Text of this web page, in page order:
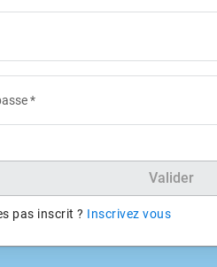
*
Valider
pas inscrit ? Inscrivez vous